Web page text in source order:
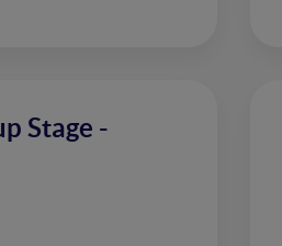
Stage -